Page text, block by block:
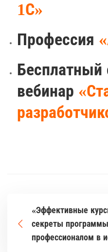
1С»
Профессия
Бесплатный
вебинар
«Эффективные
секреты программы
профессионалом в